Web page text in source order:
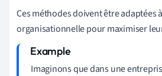
Ces méthodes doivent être adaptées
organisationnelle pour maximiser
Imaginons que dans une